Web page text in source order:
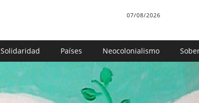
07/08/2026
Solidaridad Países Neocolonialismo